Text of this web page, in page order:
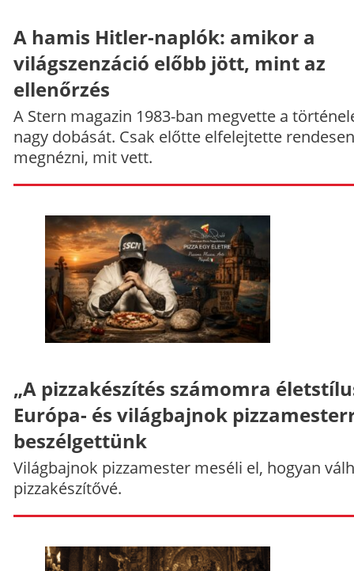
A hamis Hitler-naplók: amikor a
világszenzáció előbb jött, mint az
ellenőrzés
A Stern magazin 1983-ban megvette a
nagy dobását. Csak előtte elfelejtette rendesen
megnézni, mit vett.
„A pizzakészítés számomra
Európa- és világbajnok
beszélgettünk
Világbajnok pizzamester meséli el, hogyan
pizzakészítővé.